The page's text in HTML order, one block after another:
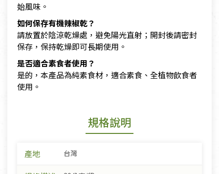
始風味。
如何保存有機辣椒乾？
請放置於陰涼乾燥處，避免陽光直射；開封後請密封
保存，保持乾燥即可長期使用。
是否適合素食者使用？
是的，本產品為純素食材，適合素食、全植物飲食者
使用。
規格說明
產地 台灣